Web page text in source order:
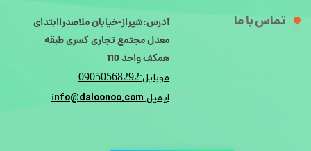
تماس با ما
آدرس:شیراز-خیابان ملاصدراابتدای
معدل مجتمع تجاری کسری طبقه
همکف واحد 110
موبایل:09050568292
ایمیل:info@daloonoo.com